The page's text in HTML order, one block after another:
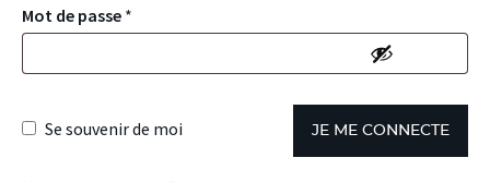
Mot de passe *
Se souvenir de moi JE ME CONNECTE